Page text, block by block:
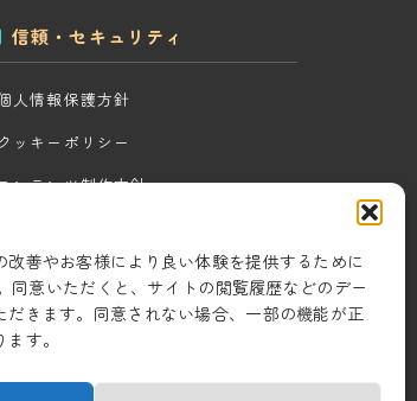
改善やお客様により良い体験を提供するために
同意いただくと、サイトの閲覧履歴などのデー
だきます。同意されない場合、一部の機能が正
す。
信頼・セキュリティ
人情報保護方針
クッキーポリシー
ンテンツ制作方針
キュリティ対策
報セキュリティ基本方針